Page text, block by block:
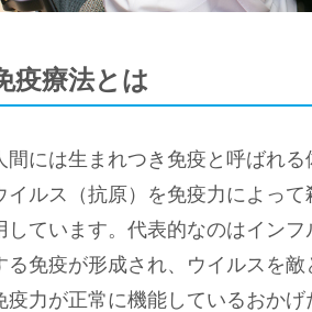
疫療法とは
間には生まれつき免疫と呼ばれ
イルス（抗原）を免疫力によっ
しています。代表的なのはイン
る免疫が形成され、ウイルスを
疫力が正常に機能しているおか